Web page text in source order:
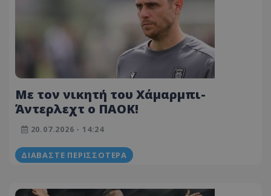
Με τον νικητή του Χάμαρμπι-
Άντερλεχτ ο ΠΑΟΚ!
20.07.2026 - 14:24
ΔΙΑΒΆΣΤΕ ΠΕΡΙΣΣΌΤΕΡΑ